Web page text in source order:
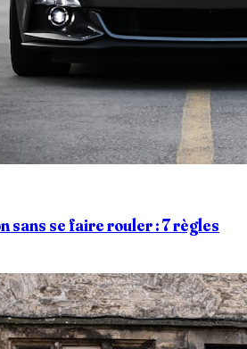
sans se faire rouler : 7 règles